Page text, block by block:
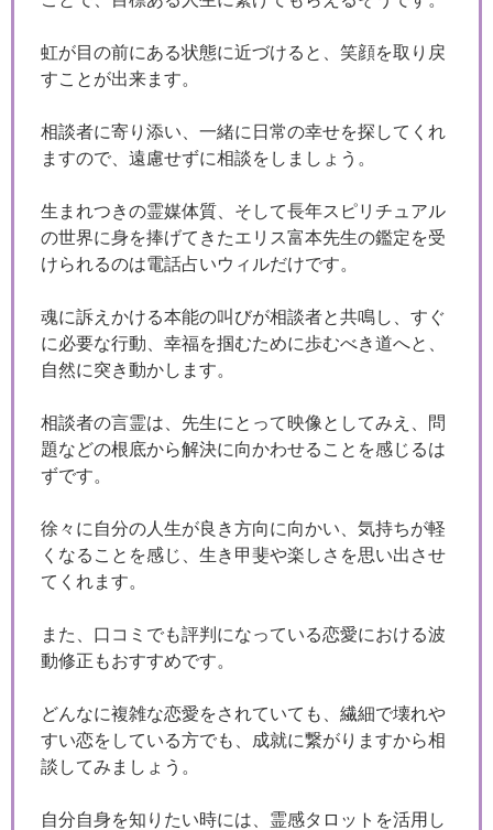
虹が目の前にある状態に近づけると、笑顔を取り戻
すことが出来ます。
相談者に寄り添い、一緒に日常の幸せを探してくれ
ますので、遠慮せずに相談をしましょう。
生まれつきの霊媒体質、そして長年スピリチュアル
の世界に身を捧げてきたエリス富本先生の鑑定を受
けられるのは電話占いウィルだけです。
魂に訴えかける本能の叫びが相談者と共鳴し、すぐ
に必要な行動、幸福を掴むために歩むべき道へと、
自然に突き動かします。
相談者の言霊は、先生にとって映像としてみえ、問
題などの根底から解決に向かわせることを感じるは
ずです。
徐々に自分の人生が良き方向に向かい、気持ちが軽
くなることを感じ、生き甲斐や楽しさを思い出させ
てくれます。
また、口コミでも評判になっている恋愛における波
動修正もおすすめです。
どんなに複雑な恋愛をされていても、繊細で壊れや
すい恋をしている方でも、成就に繋がりますから相
談してみましょう。
自分自身を知りたい時には、霊感タロットを活用し